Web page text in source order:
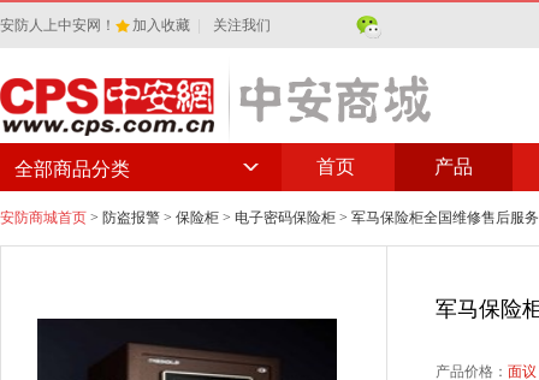
安防人上中安网！ 加入收藏 关注我们
首页 产品
全部商品分类
安防商城首页 > 防盗报警 > 保险柜 > 电子密码保险柜 > 军马保险柜全国维修售后服
军马保险
产品价格： 面议